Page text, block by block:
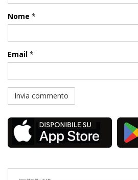
Nome *
Email *